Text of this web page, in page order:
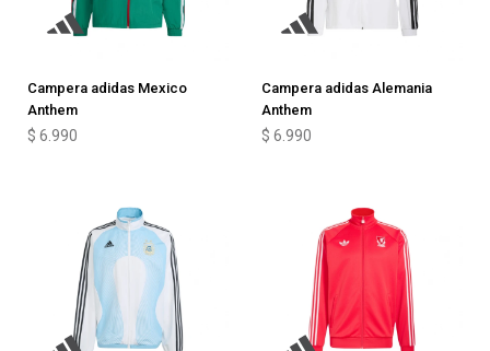
Campera adidas Mexico
Anthem
$ 6.990
Campera adidas Alemania
Anthem
$ 6.990